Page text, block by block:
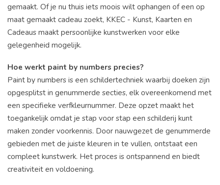
gemaakt. Of je nu thuis iets moois wilt ophangen of een op
maat gemaakt cadeau zoekt, KKEC - Kunst, Kaarten en
Cadeaus maakt persoonlijke kunstwerken voor elke
gelegenheid mogelijk.
Hoe werkt paint by numbers precies?
Paint by numbers is een schildertechniek waarbij doeken zijn
opgesplitst in genummerde secties, elk overeenkomend met
een specifieke verfkleurnummer. Deze opzet maakt het
toegankelijk omdat je stap voor stap een schilderij kunt
maken zonder voorkennis. Door nauwgezet de genummerde
gebieden met de juiste kleuren in te vullen, ontstaat een
compleet kunstwerk. Het proces is ontspannend en biedt
creativiteit en voldoening.